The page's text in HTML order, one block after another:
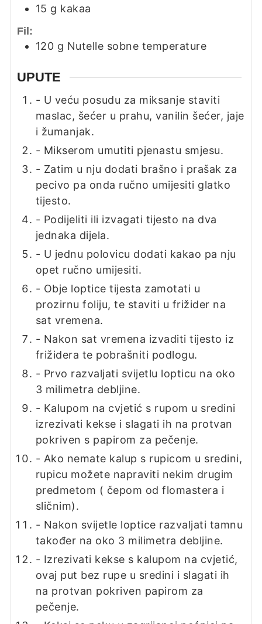
15 g kakaa
Fil:
120 g Nutelle sobne temperature
UPUTE
- U veću posudu za miksanje staviti
maslac, šećer u prahu, vanilin šećer, jaje
i žumanjak.
- Mikserom umutiti pjenastu smjesu.
- Zatim u nju dodati brašno i prašak za
pecivo pa onda ručno umijesiti glatko
tijesto.
- Podijeliti ili izvagati tijesto na dva
jednaka dijela.
- U jednu polovicu dodati kakao pa nju
opet ručno umijesiti.
- Obje loptice tijesta zamotati u
prozirnu foliju, te staviti u frižider na
sat vremena.
- Nakon sat vremena izvaditi tijesto iz
frižidera te pobrašniti podlogu.
- Prvo razvaljati svijetlu lopticu na oko
3 milimetra debljine.
- Kalupom na cvjetić s rupom u sredini
izrezivati kekse i slagati ih na protvan
pokriven s papirom za pečenje.
- Ako nemate kalup s rupicom u sredini,
rupicu možete napraviti nekim drugim
predmetom ( čepom od flomastera i
sličnim).
- Nakon svijetle loptice razvaljati tamnu
također na oko 3 milimetra debljine.
- Izrezivati kekse s kalupom na cvjetić,
ovaj put bez rupe u sredini i slagati ih
na protvan pokriven papirom za
pečenje.